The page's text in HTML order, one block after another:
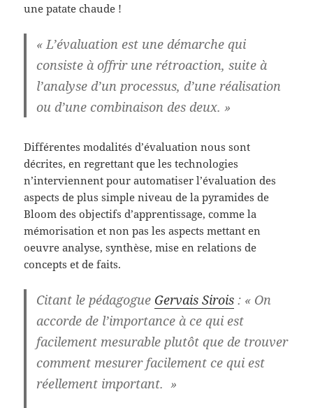
une patate chaude !
« L’évaluation est une démarche qui
consiste à offrir une rétroaction, suite à
l’analyse d’un processus, d’une réalisation
ou d’une combinaison des deux. »
Différentes modalités d’évaluation nous sont
décrites, en regrettant que les technologies
n’interviennent pour automatiser l’évaluation des
aspects de plus simple niveau de la pyramides de
Bloom des objectifs d’apprentissage, comme la
mémorisation et non pas les aspects mettant en
oeuvre analyse, synthèse, mise en relations de
concepts et de faits.
Citant le pédagogue Gervais Sirois : « On
accorde de l’importance à ce qui est
facilement mesurable plutôt que de trouver
comment mesurer facilement ce qui est
réellement important. »